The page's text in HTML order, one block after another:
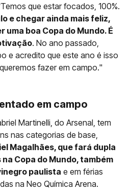
que estar focados, 100%.
e chegar ainda mais feliz,
boa Copa do Mundo. É
. No ano passado,
e acredito que este ano é isso
fazer em campo."
em campo
Martinelli, do Arsenal, tem
nas categorias de base,
Magalhães, que fará dupla
Copa do Mundo, também
paulista e em férias
na Neo Química Arena.